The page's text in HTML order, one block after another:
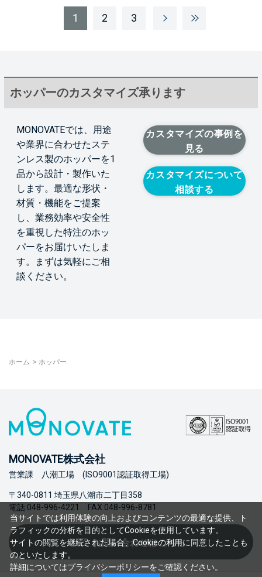
1 2 3
ホッパーのカスタマイズ承ります
MONOVATEでは、用途
や業界に合わせたステ
ンレス製のホッパーを1
品から設計・製作いた
します。最適な形状・
材質・機能をご提案
し、業務効率や安全性
を重視した特注のホッ
パーをお届けいたしま
す。まずは気軽にご相
談ください。
カスタマイズの事例を
見る
カスタマイズについて
相談する
ホーム > ホッパー
MONOVATE株式会社
営業課 八潮工場 (ISO9001認証取得工場)
〒340-0811 埼玉県八潮市二丁目358
電話:048-996-4221 FAX:048-996-8781
お問い合わせはこちら
当サイトでは利用体験の向上およびコンテンツの最適な提供、ト
ラフィックの分析を目的としてCookieを使用しています。
サイトの閲覧を継続された場合、Cookieの利用に同意したことも
のといたします。
詳細についてはプライバシーポリシーをご確認ください。